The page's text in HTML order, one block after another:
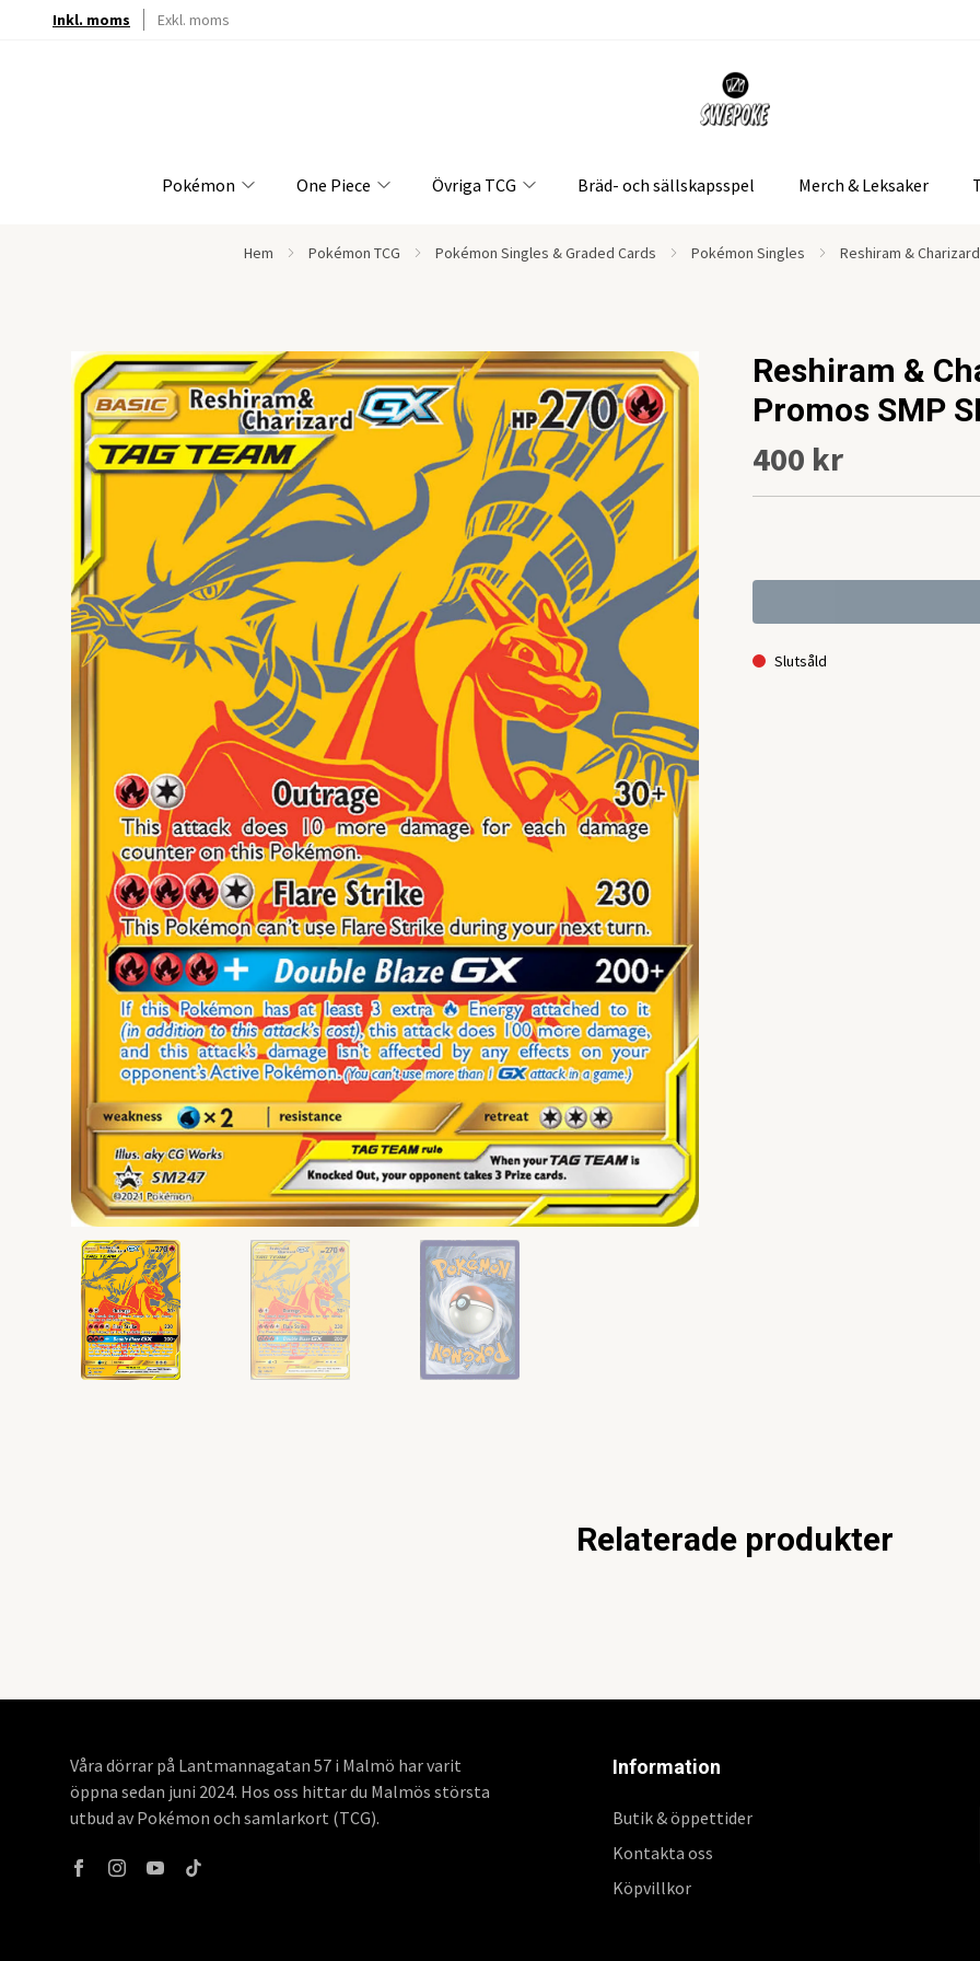
Inkl. moms Exkl. moms
Pokémon One Piece Övriga TCG Bräd- och sällskapsspel Merch & Leksaker
Hem Pokémon TCG Pokémon Singles & Graded Cards Pokémon Singles Reshiram &
Reshiram &
Promos SMP
400 kr
Slutsåld
Relaterade produkter
Våra dörrar på Lantmannagatan 57 i Malmö har varit
öppna sedan juni 2024. Hos oss hittar du Malmös största
utbud av Pokémon och samlarkort (TCG).
Information
Butik & öppettider
Kontakta oss
Köpvillkor